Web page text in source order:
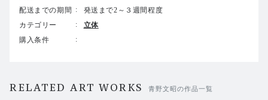
配送までの期間
発送まで2～３週間程度
カテゴリー
立体
購入条件
RELATED ART WORKS 青野文昭の作品一覧